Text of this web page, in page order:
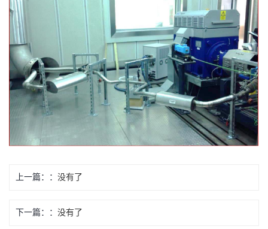
上一篇： 没有了
下一篇： 没有了